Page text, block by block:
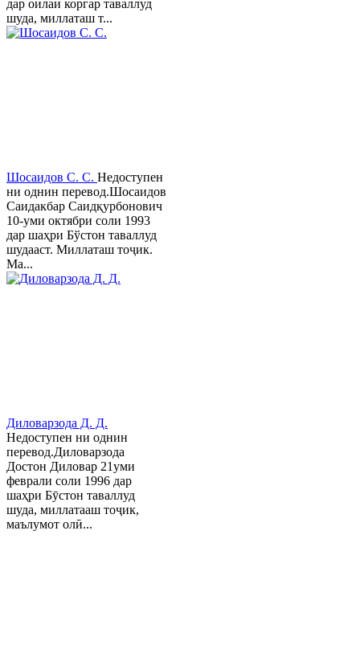
дар оилаи коргар таваллуд
шуда, миллаташ т...
Шосаидов С. С. Недоступен
ни однин перевод.Шосаидов
Саидакбар Саидқурбонович
10-уми октябри соли 1993
дар шаҳри Бўстон таваллуд
шудааст. Миллаташ тоҷик.
Ма...
Диловарзода Д. Д.
Недоступен ни однин
перевод.Диловарзода
Достон Диловар 21уми
феврали соли 1996 дар
шаҳри Бӯстон таваллуд
шуда, миллатааш тоҷик,
маълумот олӣ...